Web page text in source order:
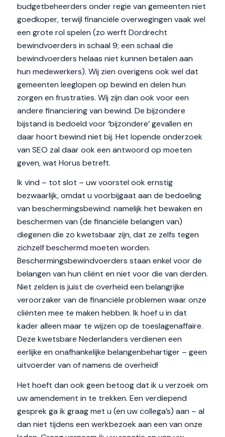
budgetbeheerders onder regie van gemeenten niet
goedkoper, terwijl financiële overwegingen vaak wel
een grote rol spelen (zo werft Dordrecht
bewindvoerders in schaal 9; een schaal die
bewindvoerders helaas niet kunnen betalen aan
hun medewerkers). Wij zien overigens ook wel dat
gemeenten leeglopen op bewind en delen hun
zorgen en frustraties. Wij zijn dan ook voor een
andere financiering van bewind. De bijzondere
bijstand is bedoeld voor ‘bijzondere’ gevallen en
daar hoort bewind niet bij. Het lopende onderzoek
van SEO zal daar ook een antwoord op moeten
geven, wat Horus betreft.
Ik vind – tot slot – uw voorstel ook ernstig
bezwaarlijk, omdat u voorbijgaat aan de bedoeling
van beschermingsbewind: namelijk het bewaken en
beschermen van (de financiële belangen van)
diegenen die zo kwetsbaar zijn, dat ze zelfs tegen
zichzelf beschermd moeten worden.
Beschermingsbewindvoerders staan enkel voor de
belangen van hun cliënt en niet voor die van derden.
Niet zelden is juist de overheid een belangrijke
veroorzaker van de financiële problemen waar onze
cliënten mee te maken hebben. Ik hoef u in dat
kader alleen maar te wijzen op de toeslagenaffaire.
Deze kwetsbare Nederlanders verdienen een
eerlijke en onafhankelijke belangenbehartiger – geen
uitvoerder van of namens de overheid!
Het hoeft dan ook geen betoog dat ik u verzoek om
uw amendement in te trekken. Een verdiepend
gesprek ga ik graag met u (en uw collega’s) aan – al
dan niet tijdens een werkbezoek aan een van onze